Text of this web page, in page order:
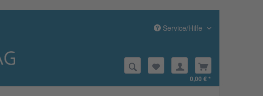
Service/Hilfe
0,00 € *